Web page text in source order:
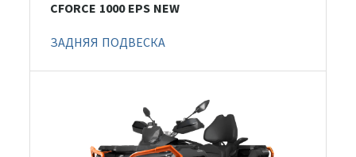
CFORCE 1000 EPS NEW
ЗАДНЯЯ ПОДВЕСКА